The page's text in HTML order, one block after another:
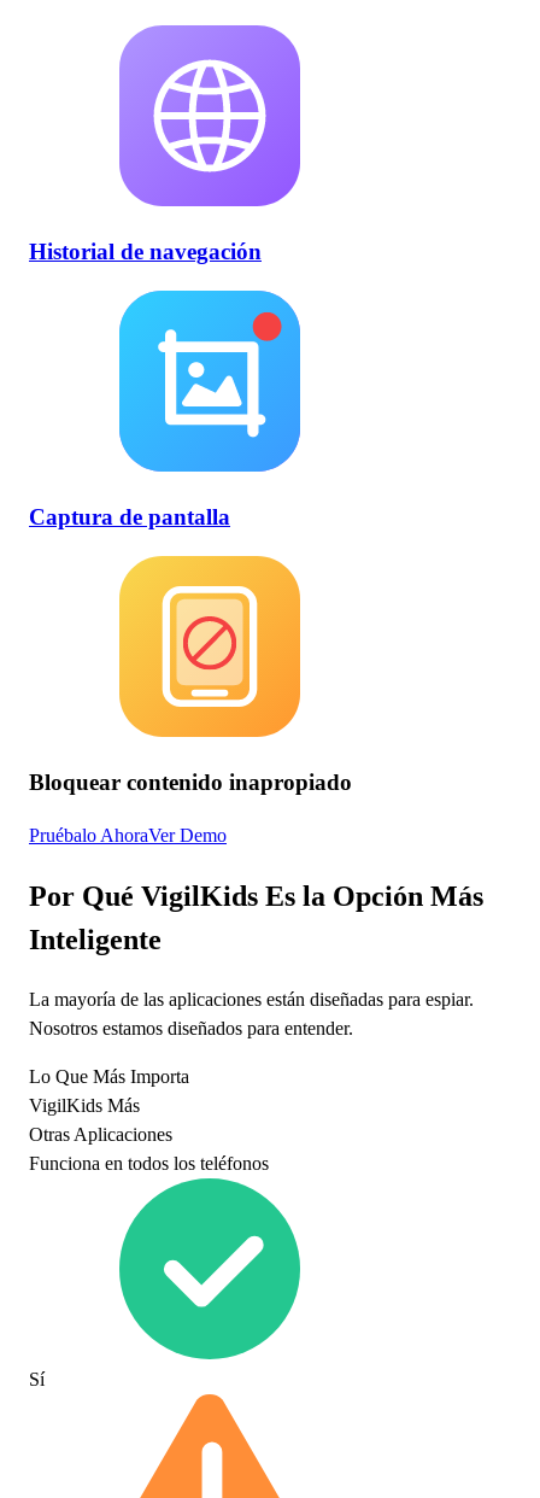
Historial de navegación
Captura de pantalla
Bloquear contenido inapropiado
Pruébalo AhoraVer Demo
Por Qué VigilKids Es la Opción Más
Inteligente
La mayoría de las aplicaciones están diseñadas para espiar.
Nosotros estamos diseñados para entender.
Lo Que Más Importa
VigilKids Más
Otras Aplicaciones
Funciona en todos los teléfonos
Sí